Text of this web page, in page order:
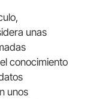
unas
conocimiento
unos